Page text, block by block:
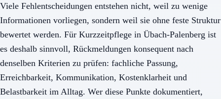
Viele Fehlentscheidungen entstehen nicht, weil zu wenige
Informationen vorliegen, sondern weil sie ohne feste Struktur
bewertet werden. Für Kurzzeitpflege in Übach-Palenberg ist
es deshalb sinnvoll, Rückmeldungen konsequent nach
denselben Kriterien zu prüfen: fachliche Passung,
Erreichbarkeit, Kommunikation, Kostenklarheit und
Belastbarkeit im Alltag. Wer diese Punkte dokumentiert,